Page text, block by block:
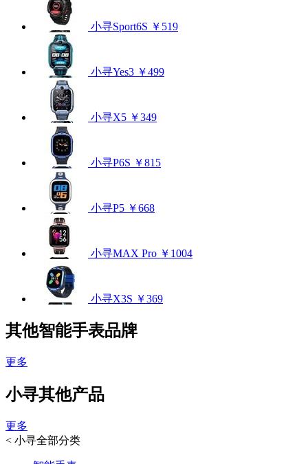
小寻Sport6S ￥519
小寻Yes3 ￥499
小寻X5 ￥349
小寻P6S ￥815
小寻P5 ￥668
小寻MAX Pro ￥1004
小寻X3S ￥369
其他智能手表品牌
更多
小寻其他产品
更多
< 小寻全部分类